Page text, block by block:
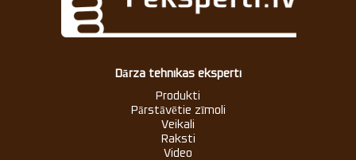
Dārza tehnikas eksperti
Produkti
Pārstāvētie zīmoli
Veikali
Raksti
Video